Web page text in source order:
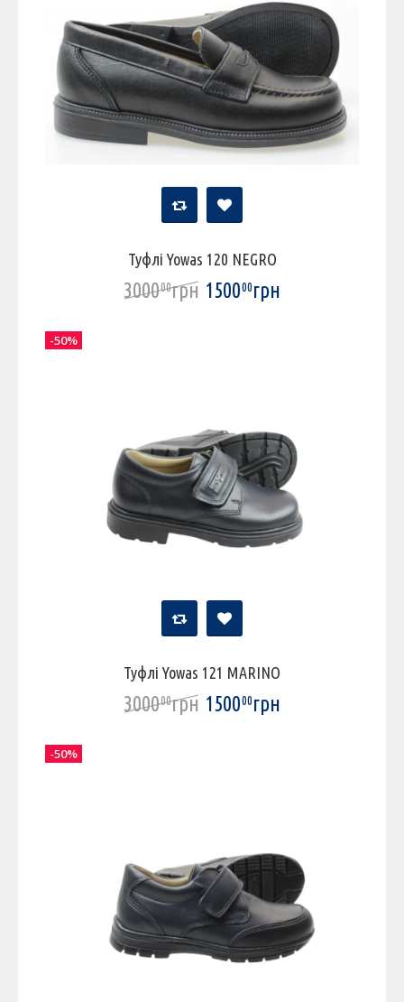
Туфлі Yowas 120 NEGRO
300000грн 150000грн
Туфлі Yowas 121 MARINO
300000грн 150000грн
-50%
-50%